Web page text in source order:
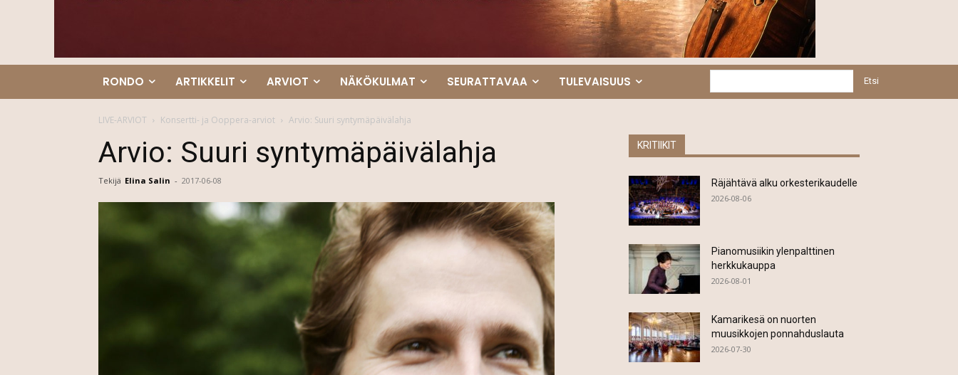
RONDO ARTIKKELIT ARVIOT NÄKÖKULMAT SEURATTAVAA TULEVAISUUS Etsi
LIVE-ARVIOT Konsertti- ja Ooppera-arviot Arvio: Suuri syntymäpäivälahja
Arvio: Suuri syntymäpäivälahja
Tekijä Elina Salin - 2017-06-08
KRITIIKIT
Räjähtävä alku orkesterikaudelle
2026-08-06
Pianomusiikin ylenpalttinen
herkkukauppa
2026-08-01
Kamarikesä on nuorten
muusikkojen ponnahduslauta
2026-07-30